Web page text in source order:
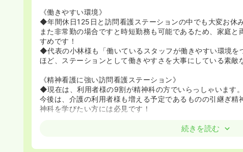
《働きやすい環境》
◆年間休日125日と訪問看護ステーションの中でも大変お休
また非常勤の場合ですと時短勤務も可能であるため、家庭
すめです！
◆代表の小林様も「働いているスタッフが働きやすい環境を
ほど、ステーションとして働きやすさを大事にしている素敵
《精神看護に強い訪問看護ステーション》
◆現在は、利用者様の9割が精神科の方でいらっしゃいます。
今後は、介護の利用者様も増える予定であるものの引継ぎ
神科を学びたい方には必見です！
◆訪問のマニュアルを作成するほど、教育にも力をいれてお
続きを読む